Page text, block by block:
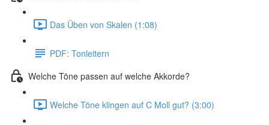
Das Üben von Skalen (1:08)
PDF: Tonleitern
Welche Töne passen auf welche Akkorde?
Welche Töne klingen auf C Moll gut? (3:00)